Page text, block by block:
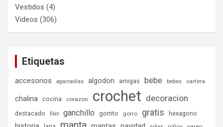
Vestidos (4)
Videos (306)
Etiquetas
accesorios agarraollas algodon amigas bebe bebes cartera
chalina cocina corazon crochet decoracion
destacado filet ganchillo gorrito gorro gratis hexagono